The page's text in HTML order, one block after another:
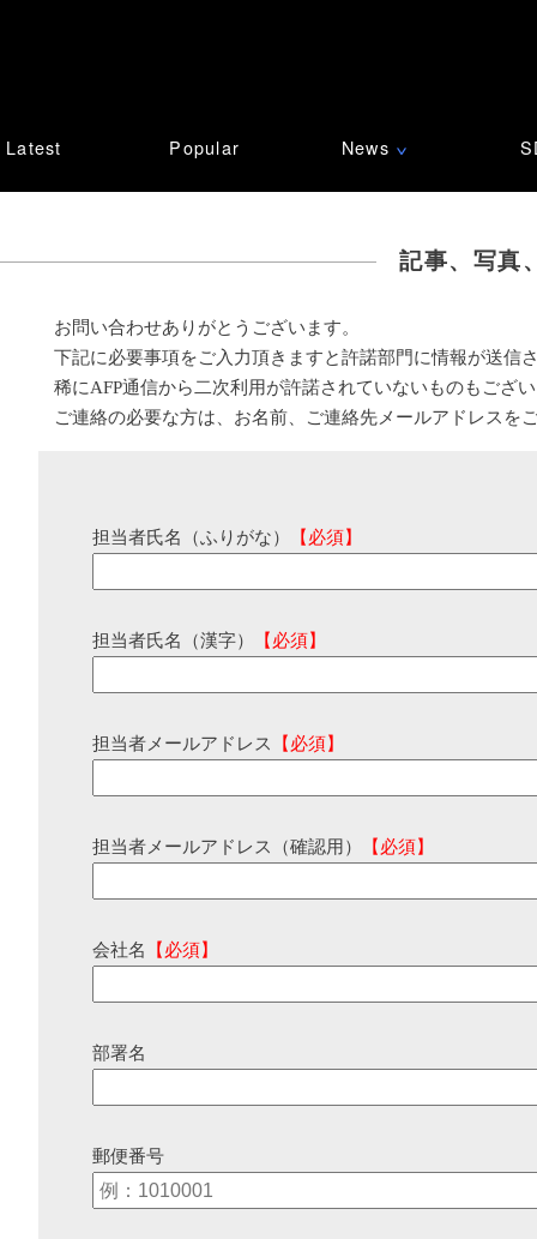
Latest Popular News ∨
記事、写真
お問い合わせありがとうございます。
下記に必要事項をご入力頂きますと許諾部門に情報が送信
稀にAFP通信から二次利用が許諾されていないものもござ
ご連絡の必要な方は、お名前、ご連絡先メールアドレスを
担当者氏名（ふりがな） 【必須】
担当者氏名（漢字） 【必須】
担当者メールアドレス 【必須】
担当者メールアドレス（確認用） 【必須】
会社名 【必須】
部署名
郵便番号